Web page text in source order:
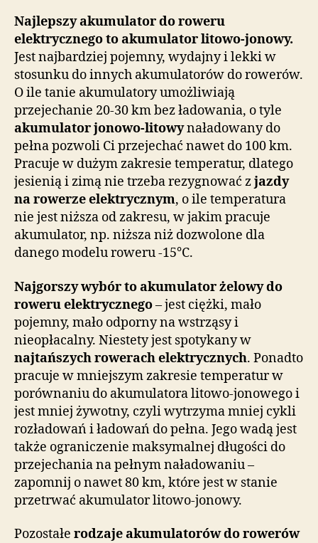
Najlepszy akumulator do roweru
elektrycznego to akumulator litowo-jonowy.
Jest najbardziej pojemny, wydajny i lekki w
stosunku do innych akumulatorów do rowerów.
O ile tanie akumulatory umożliwiają
przejechanie 20-30 km bez ładowania, o tyle
akumulator jonowo-litowynaładowany do
pełna pozwoli Ci przejechać nawet do 100 km.
Pracuje w dużym zakresie temperatur, dlatego
jesienią i zimą nie trzeba rezygnować zjazdy
na rowerze elektrycznym, o ile temperatura
nie jest niższa od zakresu, w jakim pracuje
akumulator, np. niższa niż dozwolone dla
danego modelu roweru -15°C.
Najgorszy wybór to akumulator żelowy do
roweru elektrycznego– jest ciężki, mało
pojemny, mało odporny na wstrząsy i
nieopłacalny. Niestety jest spotykany w
najtańszych rowerach elektrycznych. Ponadto
pracuje w mniejszym zakresie temperatur w
porównaniu do akumulatora litowo-jonowego i
jest mniej żywotny, czyli wytrzyma mniej cykli
rozładowań i ładowań do pełna. Jego wadą jest
także ograniczenie maksymalnej długości do
przejechania na pełnym naładowaniu –
zapomnij o nawet 80 km, które jest w stanie
przetrwać akumulator litowo-jonowy.
Pozostałe rodzaje akumulatorów do rowerów